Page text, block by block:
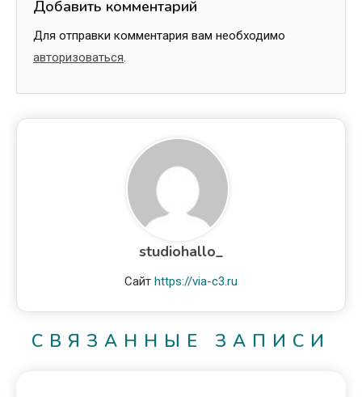
Добавить комментарий
Для отправки комментария вам необходимо
авторизоваться.
studiohallo_
Сайт https://via-c3.ru
СВЯЗАННЫЕ ЗАПИСИ